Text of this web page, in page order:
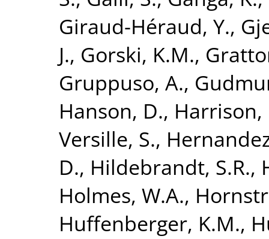
Giraud-Héraud, Y.,
J., Gorski, K.M.,
Gruppuso, A.,
Hanson, D., Harrison,
Versille, S.,
D., Hildebrandt, S.R.,
Holmes, W.A.,
Huffenberger, K.M.,